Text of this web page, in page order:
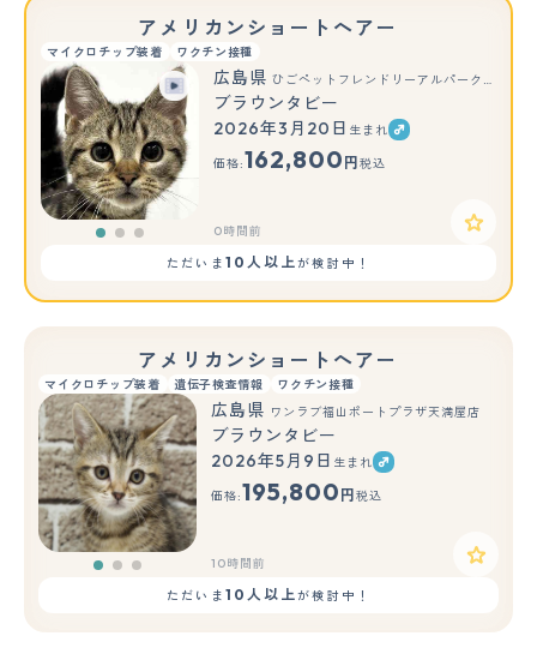
アメリカンショートヘアー
マイクロチップ装着 ワクチン接種
もっと見る
広島県 ひごペットフレンドリーアルパーク広島店
ブラウンタビー
2026年3月20日 生まれ
価格:162,800 円 税込
0時間前
ただいま 10人以上が検討中！
アメリカンショートヘアー
マイクロチップ装着 遺伝子検査情報 ワクチン接種
もっと見る
広島県 ワンラブ福山ポートプラザ天満屋店
ブラウンタビー
2026年5月9日 生まれ
価格:195,800 円 税込
10時間前
ただいま 10人以上が検討中！